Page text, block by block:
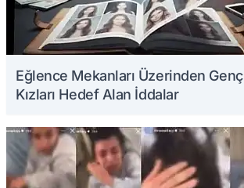
Eğlence Mekanları Üzerinden Genç
Kızları Hedef Alan İddalar